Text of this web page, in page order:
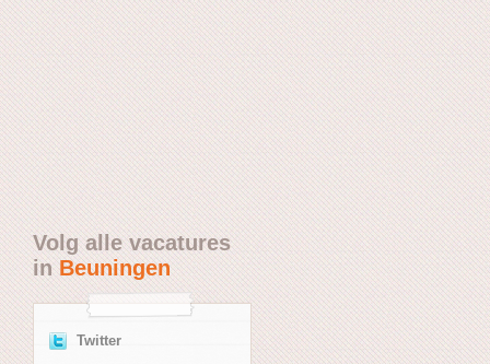
Volg alle vacatures
in Beuningen
Twitter